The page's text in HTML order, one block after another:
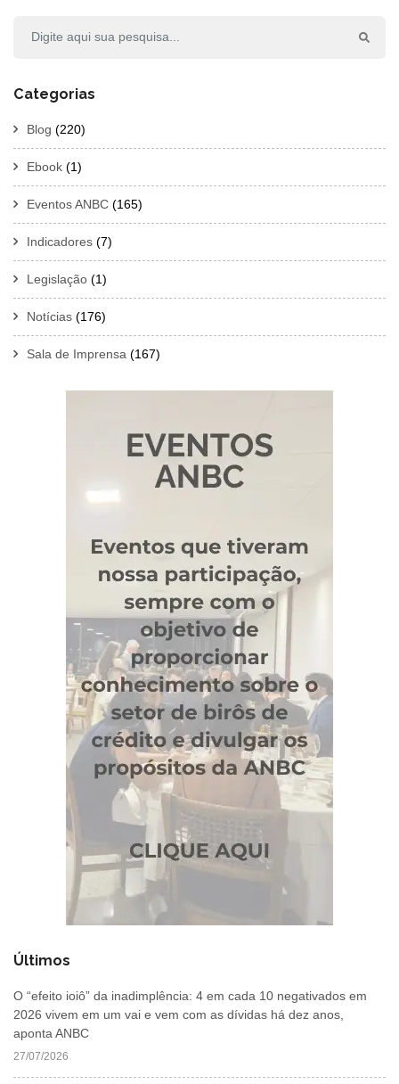
Categorias
Blog (220)
Ebook (1)
Eventos ANBC (165)
Indicadores (7)
Legislação (1)
Notícias (176)
Sala de Imprensa (167)
Últimos
O “efeito ioiô” da inadimplência: 4 em cada 10 negativados em
2026 vivem em um vai e vem com as dívidas há dez anos,
aponta ANBC
27/07/2026